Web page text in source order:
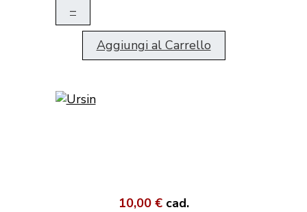
–
Aggiungi al Carrello
10,00 € cad.